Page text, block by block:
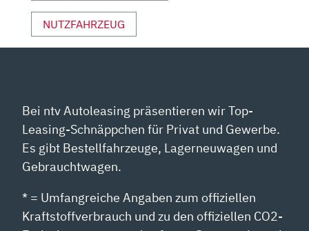
NUTZFAHRZEUG
Bei ntv Autoleasing präsentieren wir Top-
Leasing-Schnäppchen für Privat und Gewerbe.
Es gibt Bestellfahrzeuge, Lagerneuwagen und
Gebrauchtwagen.
* = Umfangreiche Angaben zum offiziellen
Kraftstoffverbrauch und zu den offiziellen CO2-